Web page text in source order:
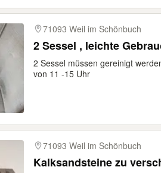
71093 Weil im Schönbuch
2 Sessel , leichte
2 Sessel müssen gereinigt
von 11 -15 Uhr
71093 Weil im Schönbuch
Kalksandsteine zu